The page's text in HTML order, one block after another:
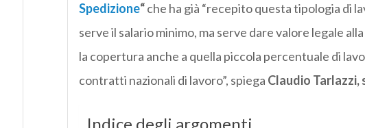
Spedizione“che ha già “recepito questa tipologia di
serve il salario minimo, ma serve dare valore legale
la copertura anche a quella piccola percentuale di
contratti nazionali di lavoro”, spiega Claudio
Indice degli argomenti